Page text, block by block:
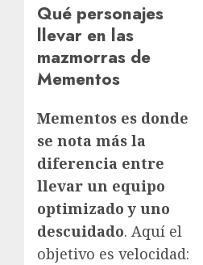
Qué personajes
llevar en las
mazmorras de
Mementos
Mementos es donde
se nota más la
diferencia entre
llevar un equipo
optimizado y uno
descuidado. Aquí el
objetivo es velocidad: